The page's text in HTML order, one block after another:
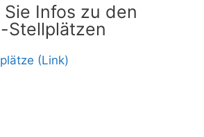
Infos zu den
Stellplätzen
(Link)